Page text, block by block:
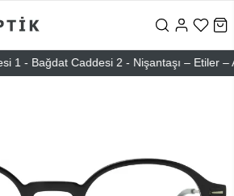
- Bağdat Caddesi 2 - Nişantaşı – Etiler –